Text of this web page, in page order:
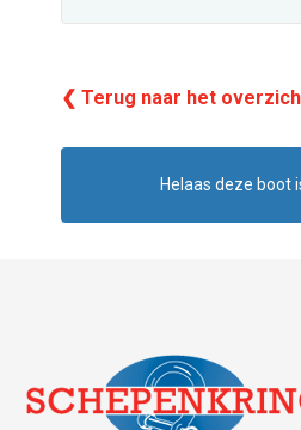
❮ Terug naar het
Helaas deze boot